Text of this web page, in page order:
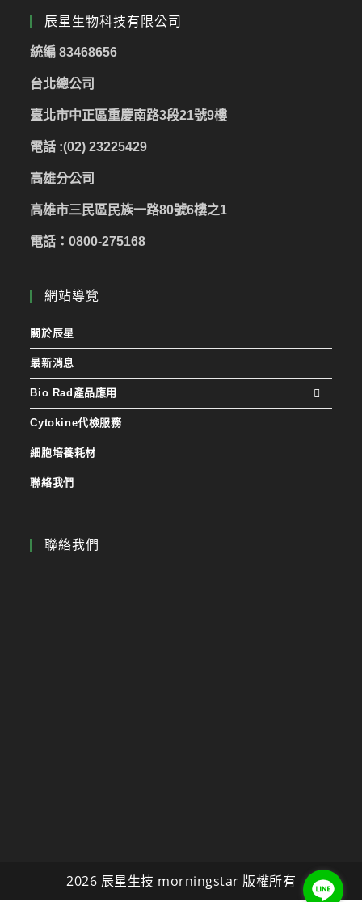
辰星生物科技有限公司
統編 83468656
台北總公司
臺北市中正區重慶南路3段21號9樓
電話 :(02) 23225429
高雄分公司
高雄市三民區民族一路80號6樓之1
電話：0800-275168
網站導覽
關於辰星
最新消息
Bio Rad產品應用
Cytokine代檢服務
細胞培養耗材
聯絡我們
聯絡我們
2026 辰星生技 morningstar 版權所有